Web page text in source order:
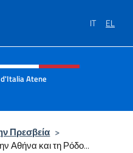
IT EL
menu of site
Atene
Πρεσβεία >
Αθήνα και τη Ρόδο...